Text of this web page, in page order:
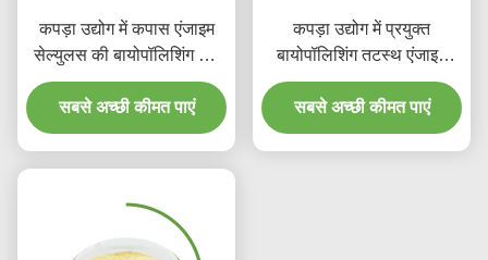
कपड़ा उद्योग में कपास एंजाइम
सेल्युलस की बायोपॉलिशिंग जैव
धुलाई को डिफ्यूज कर रही है
सबसे अच्छी कीमत पाएं
कपड़ा उद्योग में प्रयुक्त
बायोपॉलिशिंग तटस्थ एंजाइम
कपड़े डाई रसायन
सबसे अच्छी कीमत पाएं